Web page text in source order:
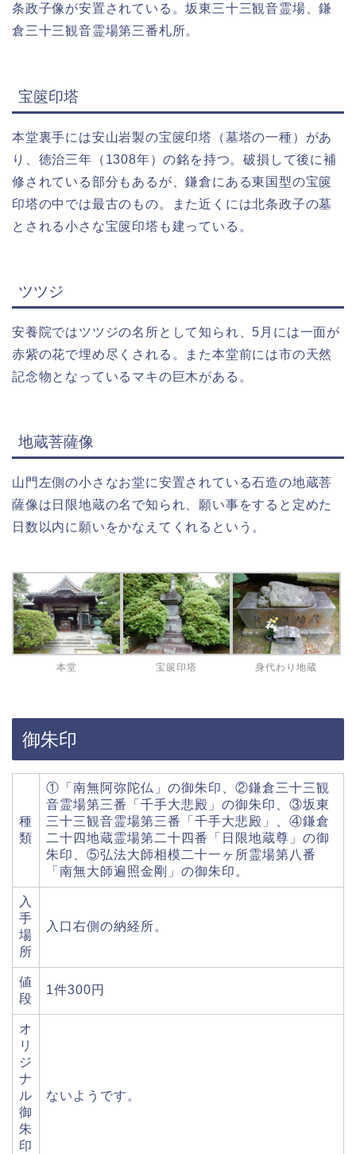
条政子像が安置されている。坂東三十三観音霊場、鎌
倉三十三観音霊場第三番札所。
宝篋印塔
本堂裏手には安山岩製の宝篋印塔（墓塔の一種）があ
り、徳治三年（1308年）の銘を持つ。破損して後に補
修されている部分もあるが、鎌倉にある東国型の宝篋
印塔の中では最古のもの。また近くには北条政子の墓
とされる小さな宝篋印塔も建っている。
ツツジ
安養院ではツツジの名所として知られ、5月には一面が
赤紫の花で埋め尽くされる。また本堂前には市の天然
記念物となっているマキの巨木がある。
地蔵菩薩像
山門左側の小さなお堂に安置されている石造の地蔵菩
薩像は日限地蔵の名で知られ、願い事をすると定めた
日数以内に願いをかなえてくれるという。
本堂 宝篋印塔 身代わり地蔵
御朱印
種
類
①「南無阿弥陀仏」の御朱印、②鎌倉三十三観
音霊場第三番「千手大悲殿」の御朱印、③坂東
三十三観音霊場第三番「千手大悲殿」、④鎌倉
二十四地蔵霊場第二十四番「日限地蔵尊」の御
朱印、⑤弘法大師相模二十一ヶ所霊場第八番
「南無大師遍照金剛」の御朱印。
入
手
場
所
入口右側の納経所。
値
段
1件300円
オ
リ
ジ
ナ
ル
御
朱
印
ないようです。